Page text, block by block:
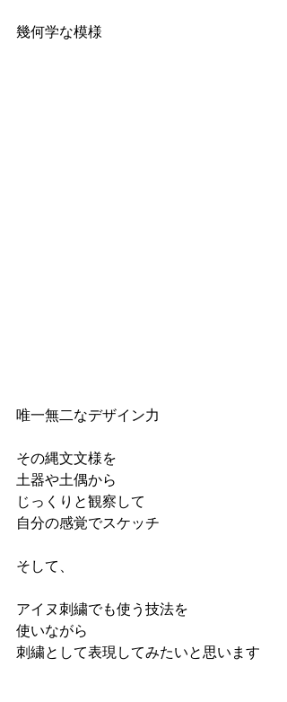
幾何学な模様
唯一無二なデザイン力
その縄文文様を
土器や土偶から
じっくりと観察して
自分の感覚でスケッチ
そして、
アイヌ刺繍でも使う技法を
使いながら
刺繍として表現してみたいと思います